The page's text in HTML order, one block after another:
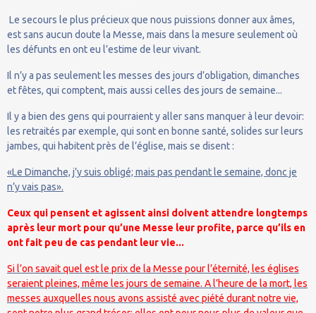
Le secours le plus précieux que nous puissions donner aux âmes,
est sans aucun doute la Messe, mais dans la mesure seulement où
les défunts en ont eu l’estime de leur vivant.
Il n’y a pas seulement les messes des jours d’obligation, dimanches
et fêtes, qui comptent, mais aussi celles des jours de semaine...
Il y a bien des gens qui pourraient y aller sans manquer à leur devoir:
les retraités par exemple, qui sont en bonne santé, solides sur leurs
jambes, qui habitent près de l’église, mais se disent :
«Le Dimanche, j’y suis obligé; mais pas pendant le semaine, donc je
n’y vais pas».
Ceux qui pensent et agissent ainsi doivent attendre longtemps
après leur mort pour qu’une Messe leur profite, parce qu’ils en
ont fait peu de cas pendant leur vie...
Si l’on savait quel est le prix de la Messe pour l’éternité, les églises
seraient pleines, même les jours de semaine. A l’heure de la mort, les
messes auxquelles nous avons assisté avec piété durant notre vie,